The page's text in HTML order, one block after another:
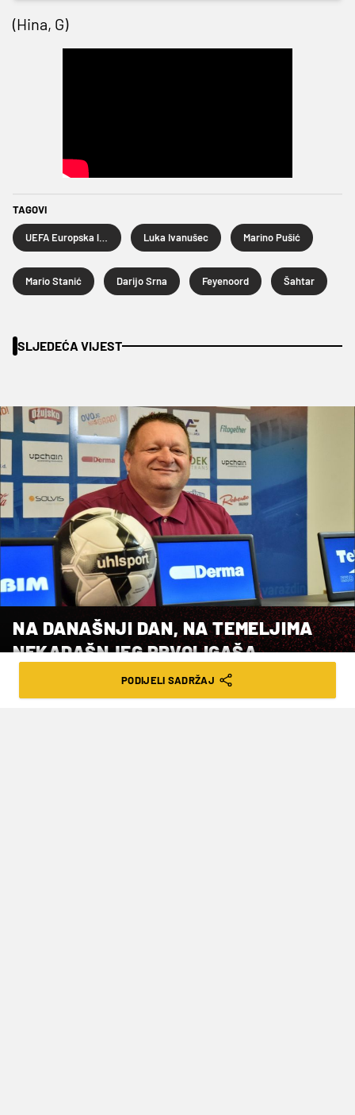
(Hina, G)
TAGOVI
Luka Ivanušec Marino Pušić
Mario Stanić Darijo Srna Feyenoord Šahtar
SLJEDEĆA VIJEST
NA DANAŠNJI DAN, NA TEMELJIMA
NEKADAŠNJEG PRVOLIGAŠA,
OSNOVAN JE NOGOMETNI KLUB
VARAŽDIN
PODIJELI SADRŽAJ